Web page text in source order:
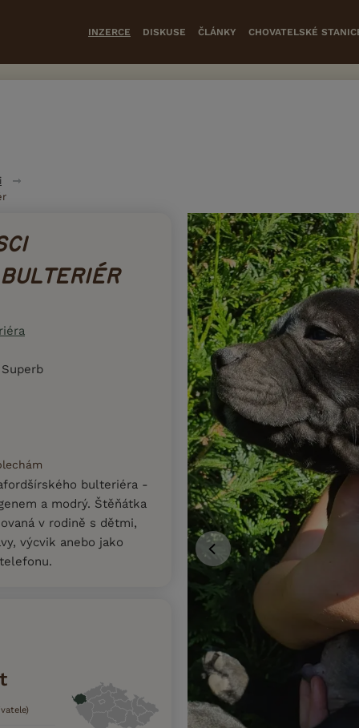
INZERCE DISKUSE ČLÁNKY CHOVATELSKÉ
bulteriéra -
a modrý. Štěňátka
v rodině s dětmi,
výcvik anebo jako